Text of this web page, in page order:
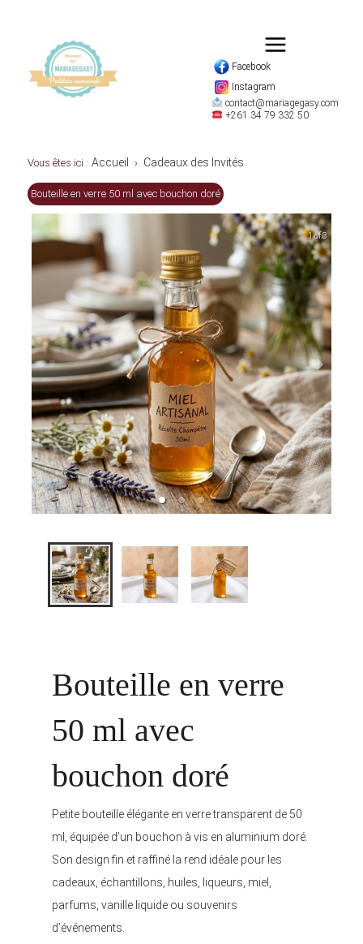
Facebook
Instagram
contact@mariagegasy.com
+261 34 79 332 50
Vous êtes ici : Accueil › Cadeaux des Invités
Bouteille en verre 50 ml avec bouchon doré
1 of 3
Bouteille en verre
50 ml avec
bouchon doré
Petite bouteille élégante en verre transparent de 50
ml, équipée d’un bouchon à vis en aluminium doré.
Son design fin et raffiné la rend idéale pour les
cadeaux, échantillons, huiles, liqueurs, miel,
parfums, vanille liquide ou souvenirs
d’événements.